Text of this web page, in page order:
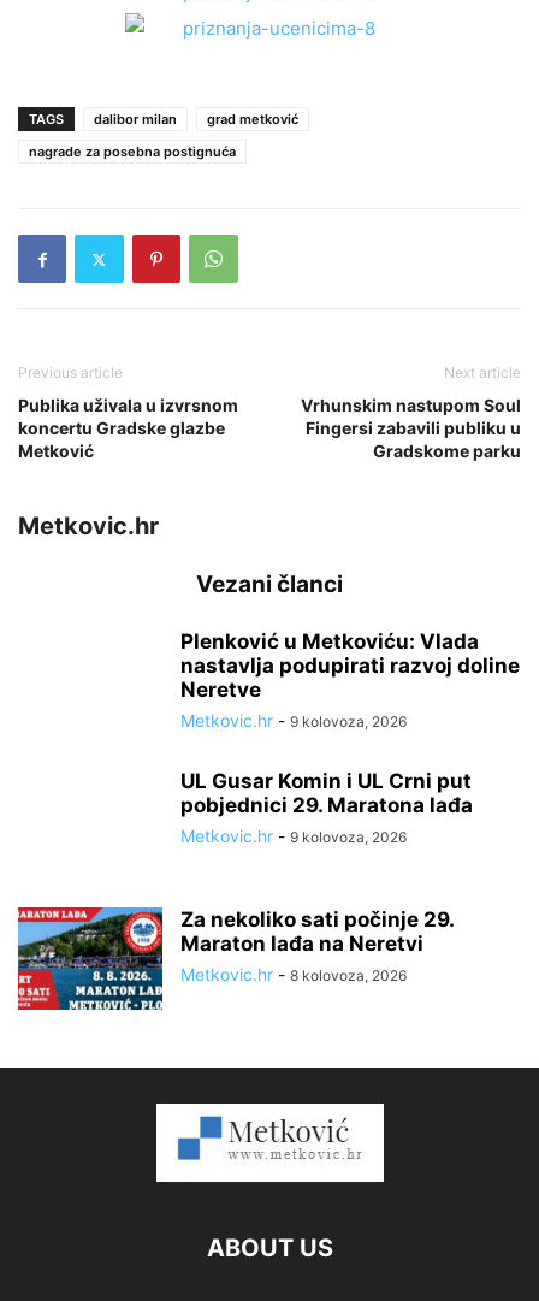
TAGS dalibor milan
grad metković
nagrade za posebna postignuća
Previous article
Publika uživala u izvrsnom
koncertu Gradske glazbe
Metković
Next article
Vrhunskim nastupom Soul
Fingersi zabavili publiku u
Gradskome parku
Metkovic.hr
Vezani članci
Plenković u Metkoviću: Vlada
nastavlja podupirati razvoj doline
Neretve
Metkovic.hr - 9 kolovoza, 2026
UL Gusar Komin i UL Crni put
pobjednici 29. Maratona lađa
Metkovic.hr - 9 kolovoza, 2026
Za nekoliko sati počinje 29.
Maraton lađa na Neretvi
Metkovic.hr - 8 kolovoza, 2026
ABOUT US